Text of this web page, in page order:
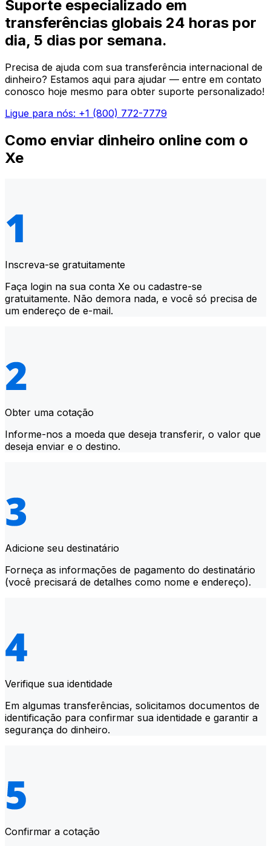
Suporte especializado em
transferências globais 24 horas por
dia, 5 dias por semana.
Precisa de ajuda com sua transferência internacional de
dinheiro? Estamos aqui para ajudar — entre em contato
conosco hoje mesmo para obter suporte personalizado!
Ligue para nós: +1 (800) 772-7779
Como enviar dinheiro online com o
Xe
Inscreva-se gratuitamente
Faça login na sua conta Xe ou cadastre-se
gratuitamente. Não demora nada, e você só precisa de
um endereço de e-mail.
Obter uma cotação
Informe-nos a moeda que deseja transferir, o valor que
deseja enviar e o destino.
Adicione seu destinatário
Forneça as informações de pagamento do destinatário
(você precisará de detalhes como nome e endereço).
Verifique sua identidade
Em algumas transferências, solicitamos documentos de
identificação para confirmar sua identidade e garantir a
segurança do dinheiro.
Confirmar a cotação